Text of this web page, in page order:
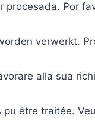
procesada. Por
verwerkt.
alla sua
pu être traitée.